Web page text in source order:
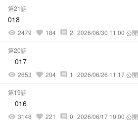
第21話
018
visibility 2479 favorite 184 comment 2 2026/06/30 11:00 公開
第20話
017
visibility 2653 favorite 204 comment 1 2026/06/26 11:17 公開
第19話
016
visibility 3148 favorite 221 comment 0 2026/06/17 10:00 公開